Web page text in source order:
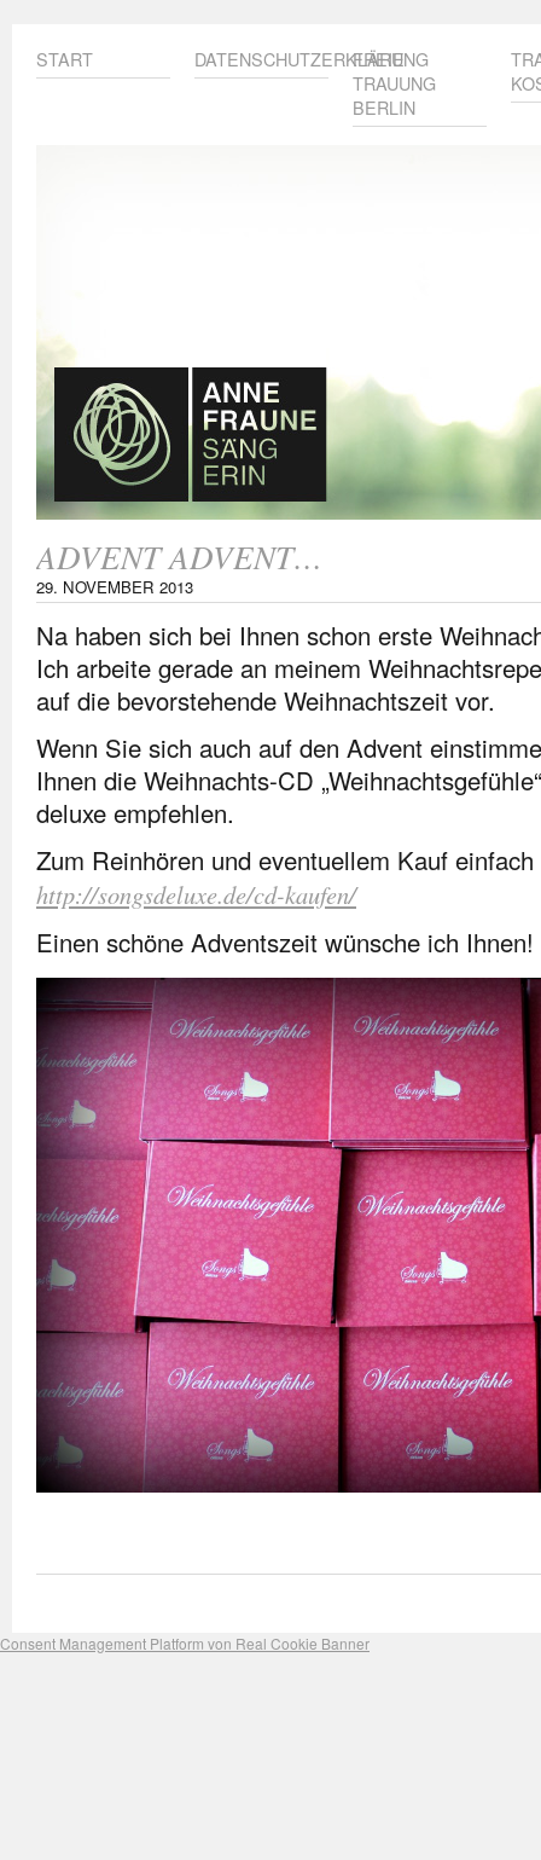
START DATENSCHUTZERKLÄRUNG
FREIE
TRAUUNG
BERLIN
ADVENT ADVENT…
29. NOVEMBER 2013
Na haben sich bei Ihnen schon erste
Ich arbeite gerade an meinem
auf die bevorstehende Weihnachtszeit vor.
Wenn Sie sich auch auf den Advent
Ihnen die Weihnachts-CD
deluxe empfehlen.
Zum Reinhören und eventuellem Kauf
http://songsdeluxe.de/cd-kaufen/
Einen schöne Adventszeit wünsche ich Ihnen!
Consent Management Platform von Real Cookie Banner